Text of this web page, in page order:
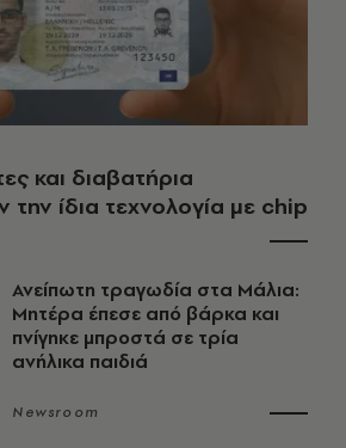
και διαβατήρια
την ίδια τεχνολογία με chip
Ανείπωτη τραγωδία στα Μάλια:
Μητέρα έπεσε από βάρκα και
πνίγηκε μπροστά σε τρία
ανήλικα παιδιά
Newsroom